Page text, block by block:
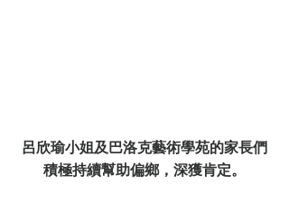
呂欣瑜小姐及巴洛克藝術學苑的家長們
積極持續幫助偏鄉，深獲肯定。